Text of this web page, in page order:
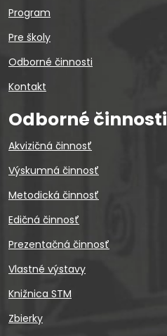
Program
Pre školy
Odborné činnosti
Kontakt
Odborné činnosti
Akvizičná činnosť
Výskumná činnosť
Metodická činnosť
Edičná činnosť
Prezentačná činnosť
Vlastné výstavy
Knižnica STM
Zbierky